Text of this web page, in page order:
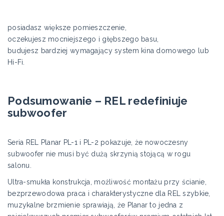
posiadasz większe pomieszczenie,
oczekujesz mocniejszego i głębszego basu,
budujesz bardziej wymagający system kina domowego lub
Hi-Fi.
Podsumowanie – REL redefiniuje
subwoofer
Seria REL Planar PL-1 i PL-2 pokazuje, że nowoczesny
subwoofer nie musi być dużą skrzynią stojącą w rogu
salonu.
Ultra-smukła konstrukcja, możliwość montażu przy ścianie,
bezprzewodowa praca i charakterystyczne dla REL szybkie,
muzykalne brzmienie sprawiają, że Planar to jedna z